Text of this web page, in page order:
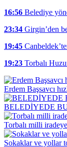
16:56 Belediye
23:34 Girgin’den
19:45
19:23 Torbalı
Erdem Başsavcı
BELEDİYEDE
Torbalı milli
Sokaklar ve yollar